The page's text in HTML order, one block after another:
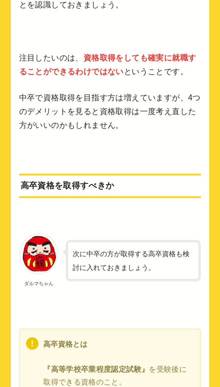
とを認識しておきましょう。
注目したいのは、 資格取得をしても確実に就職す
ることができるわけではないということです。
中卒で資格取得を目指す方は増えていますが、4つ
のデメリットを見ると資格取得は一度考え直した
方がいいのかもしれません。
高卒資格を取得すべきか
ダルマちゃん
次に中卒の方が取得する高卒資格も検
討に入れておきましょう。
高卒資格とは
『高等学校卒業程度認定試験』
を受験後に
取得できる資格のこと。